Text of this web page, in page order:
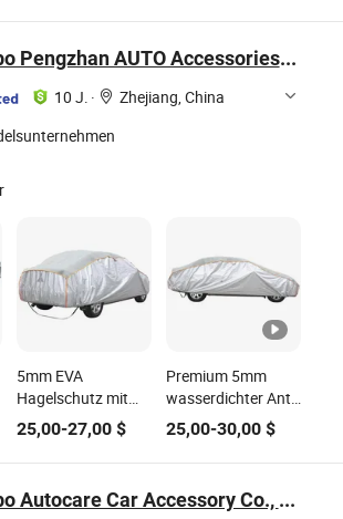
Ningbo Pengzhan AUTO Accessories Co., Ltd.
10 J. ·
Zhejiang, China
5mm EVA
Hagelschutz mit
reflektierendem
Streifen Schutz
Autoabdeckung für
25,00-27,00$
Premium 5mm
wasserdichter Anti-
Hagel-Autodeckel
für ultimativen
Schutz
25,00-30,00$
Ningbo Autocare Car Accessory Co., Ltd.